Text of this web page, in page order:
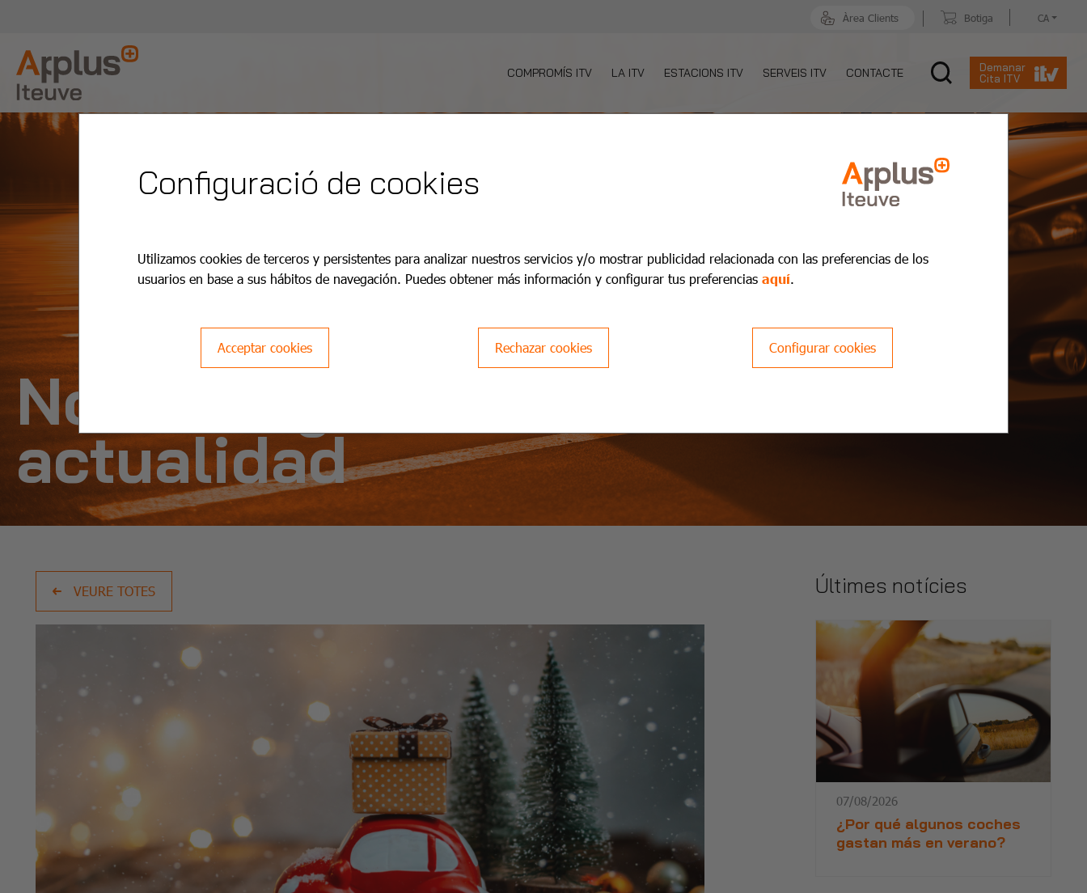
Àrea Clients Botiga CA
COMPROMÍS ITV LA ITV ESTACIONS ITV SERVEIS ITV CONTACTE
Demanar
Cita ITV
Noticias y
actualidad
VEURE TOTES Últimes notícies
07/08/2026
¿Por qué algunos coches
gastan más en verano?
Configuració de cookies
Utilizamos cookies de terceros y persistentes para analizar nuestros servicios y/o mostrar publicidad relacionada con las preferencias de los
usuarios en base a sus hábitos de navegación. Puedes obtener más información y configurar tus preferencias aquí.
Acceptar cookies Rechazar cookies Configurar cookies